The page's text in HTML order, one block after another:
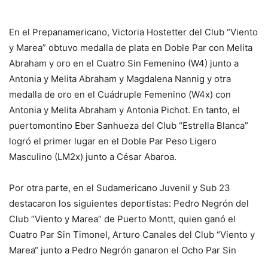
En el Prepanamericano, Victoria Hostetter del Club “Viento
y Marea” obtuvo medalla de plata en Doble Par con Melita
Abraham y oro en el Cuatro Sin Femenino (W4) junto a
Antonia y Melita Abraham y Magdalena Nannig y otra
medalla de oro en el Cuádruple Femenino (W4x) con
Antonia y Melita Abraham y Antonia Pichot. En tanto, el
puertomontino Eber Sanhueza del Club “Estrella Blanca”
logró el primer lugar en el Doble Par Peso Ligero
Masculino (LM2x) junto a César Abaroa.
Por otra parte, en el Sudamericano Juvenil y Sub 23
destacaron los siguientes deportistas: Pedro Negrón del
Club “Viento y Marea” de Puerto Montt, quien ganó el
Cuatro Par Sin Timonel, Arturo Canales del Club “Viento y
Marea“ junto a Pedro Negrón ganaron el Ocho Par Sin